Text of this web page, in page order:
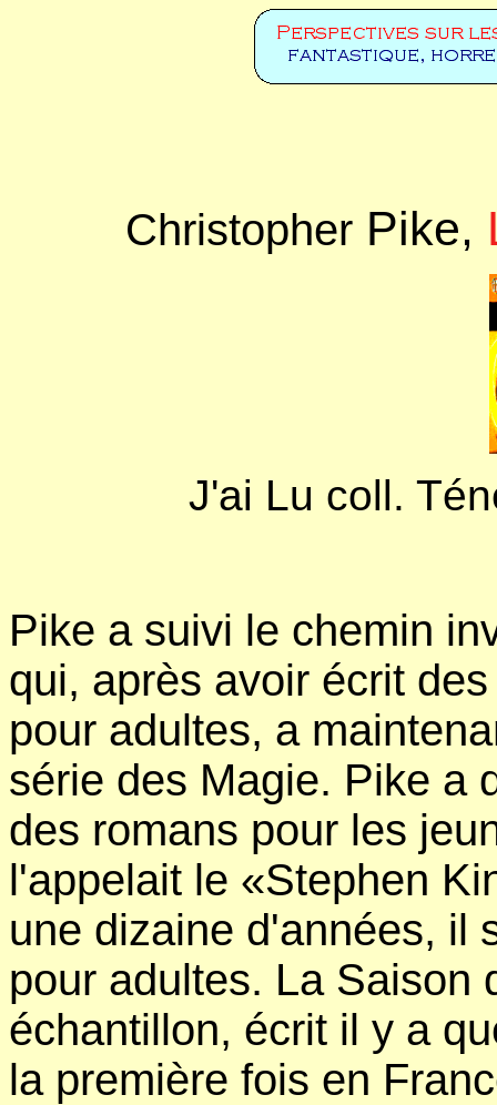
ChristopherPike,
J'ai Lu coll.
Pike a suivi le chemin
qui, après avoir écrit
pour adultes, a
série des Magie. Pike a
des romans pour les
l'appelait le «Stephen
une dizaine d'années, il
pour adultes. La Saison
échantillon, écrit il y a
la première fois en